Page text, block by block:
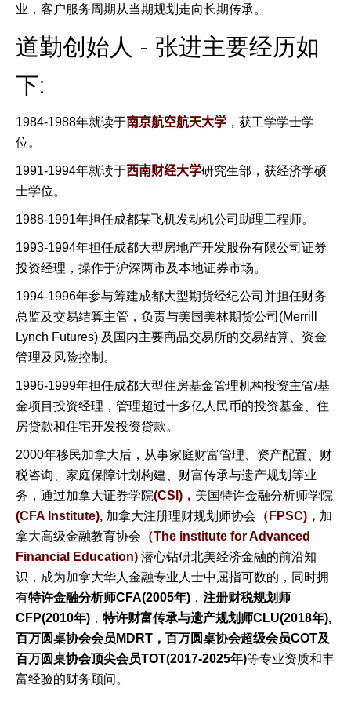
业，客户服务周期从当期规划走向长期传承。
道勤创始人 - 张进主要经历如
下:
1984-1988年就读于南京航空航天大学 ，获工学学士学
位。
1991-1994年就读于西南财经大学研究生部，获经济学硕
士学位。
1988-1991年担任成都某飞机发动机公司助理工程师。
1993-1994年担任成都大型房地产开发股份有限公司证券
投资经理，操作于沪深两市及本地证券市场。
1994-1996年参与筹建成都大型期货经纪公司并担任财务
总监及交易结算主管，负责与美国美林期货公司(Merrill
Lynch Futures) 及国内主要商品交易所的交易结算、资金
管理及风险控制。
1996-1999年担任成都大型住房基金管理机构投资主管/基
金项目 投资经理，管理超过十多亿人民币的投资基金、住
房贷款和住宅开发投资贷款。
2000年移民加拿大后，从事家庭财富管理、资产配置、财
税咨询、家庭保障计划构建、财富传承与遗产规划等业
务，通过加拿大证券学院(CSI )， 美国特许金融分析师学院
(CFA Institute), 加拿大注册理财规划师协会 （FPSC) ， 加
拿大高级金融教育协会 （The institute for Advanced
Financial Education) 潜心钻研北美经济金融的前沿知
识，成为加拿大华人金融专业人士中屈指可数的，同时拥
有特许金融分析师CFA(2005年) ， 注册财税规划师
CFP(2010年) ， 特许财富传承与遗产规划师CLU(2018年),
百万圆桌协会会员MDRT，百万圆桌协会超级会员COT及
百万圆桌协会顶尖会员TOT(2017-2025年)等专业资质和丰
富经验的财务顾问。